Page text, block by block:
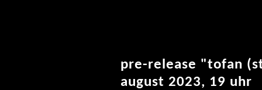
pre-release "tofan
august 2023, 19 uhr